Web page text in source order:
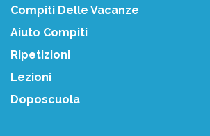
Compiti Delle Vacanze
Aiuto Compiti
Ripetizioni
Lezioni
Doposcuola